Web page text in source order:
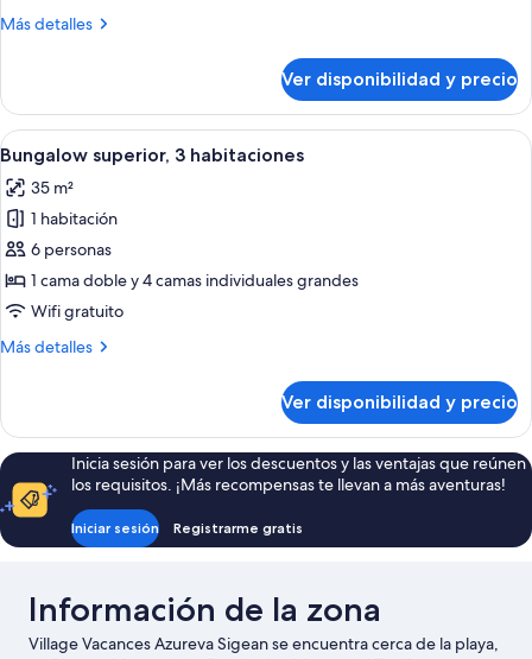
habitaciones
Más detalles
Más
básico,
habitaciones
Ver disponibilidad y precio
Ver
todas
las
fotos
de
Bungalow
superior,
habitaciones
Una cocina compacta con
6
Bungalow superior, 3 habitaciones
35 m²
1 habitación
6 personas
1 cama doble y 4 camas individuales grandes
Wifi gratuito
Más detalles
Más
superior,
3
habitaciones
Ver disponibilidad y precio
Inicia sesión para ver los descuentos y las ventajas que reúnen
los requisitos. ¡Más recompensas te llevan a más aventuras!
Iniciar sesión Registrarme gratis
Información de la zona
Village Vacances Azureva Sigean se encuentra cerca de la playa,